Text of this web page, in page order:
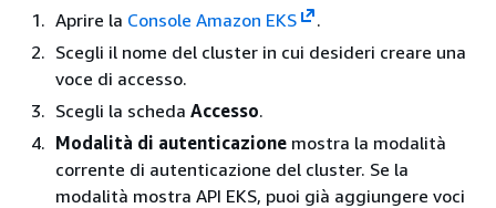
Aprire la Console Amazon EKS
.
Scegli il nome del cluster in cui desideri creare una
voce di accesso.
Scegli la scheda Accesso.
Modalità di autenticazione mostra la modalità
corrente di autenticazione del cluster. Se la
modalità mostra API EKS, puoi già aggiungere voci